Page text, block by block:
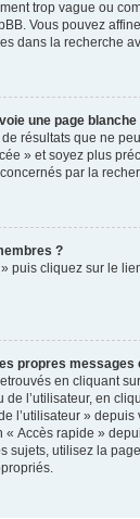
trop vague ou
Vous pouvez
dans la recherche
une page blanche
résultats que ne
» et soyez plus
par la
?
puis cliquez sur le
propres messages
en cliquant
l’utilisateur, en
l’utilisateur » depuis
Accès rapide »
sujets, utilisez la